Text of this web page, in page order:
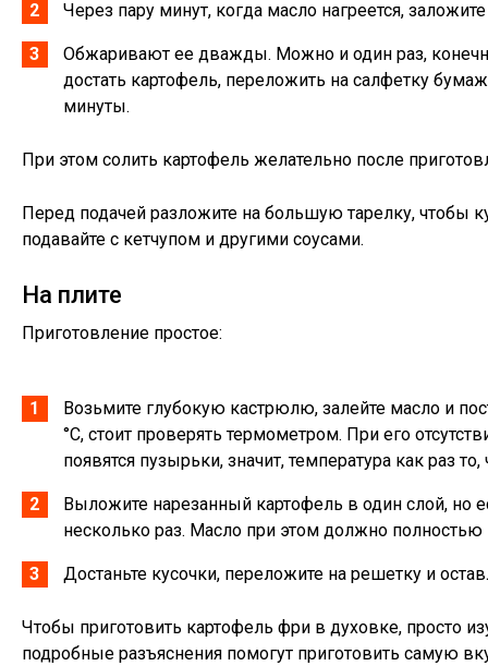
Через пару минут, когда масло нагреется,
Обжаривают ее дважды. Можно и один раз,
достать картофель, переложить на салфетку
минуты.
При этом солить картофель желательно после
Перед подачей разложите на большую тарелку, чтобы
подавайте с кетчупом и другими соусами.
На плите
Приготовление простое:
Возьмите глубокую кастрюлю, залейте масло и
°C, стоит проверять термометром. При его
появятся пузырьки, значит, температура как раз
Выложите нарезанный картофель в один слой, но
несколько раз. Масло при этом должно
Достаньте кусочки, переложите на решетку и
Чтобы приготовить картофель фри в духовке, просто
подробные разъяснения помогут приготовить самую